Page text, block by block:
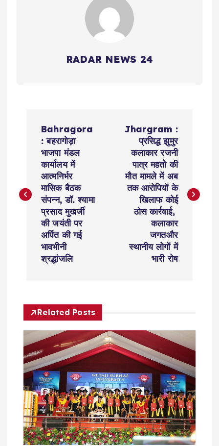
RADAR NEWS 24
t
g
a
t
o
n
Bahragora
: बहरागोड़ा
भाजपा मंडल
कार्यालय में
आत्मनिर्भर
मासिक बैठक
संपन्न, डॉ. श्यामा
प्रसाद मुखर्जी
की जयंती पर
अर्पित की गई
भावभीनी
श्रद्धांजलि
Jhargram :
प्रसिद्ध झुमुर
कलाकार रजनी
पात्र महतो की
मौत मामले में अब
तक आरोपियों के
खिलाफ कोई
ठोस कार्रवाई,
कलाकार
जगतऔर
स्थानीय लोगों में
भारी रोष
Related Posts